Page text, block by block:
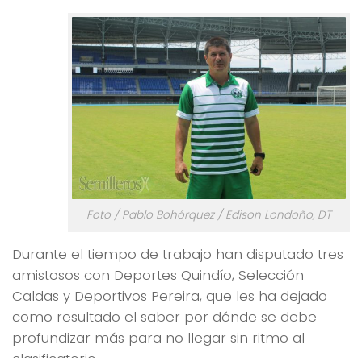
Foto / Pablo Bohórquez / Edison Londoño, DT
Durante el tiempo de trabajo han disputado tres
amistosos con Deportes Quindío, Selección
Caldas y Deportivos Pereira, que les ha dejado
como resultado el saber por dónde se debe
profundizar más para no llegar sin ritmo al